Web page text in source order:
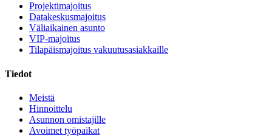
Projektimajoitus
Datakeskusmajoitus
Väliaikainen asunto
VIP-majoitus
Tilapäismajoitus vakuutusasiakkaille
Tiedot
Meistä
Hinnoittelu
Asunnon omistajille
Avoimet työpaikat